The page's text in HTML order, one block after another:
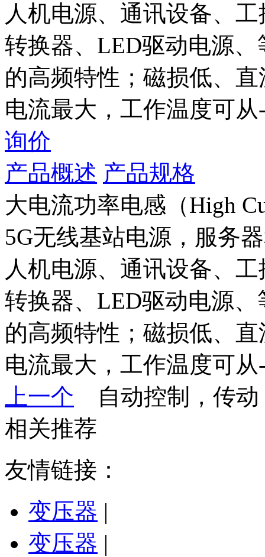
人机电源、通讯设备、
转换器、LED驱动电源
的高频特性；磁损低、
电流最大，工作温度可从
询价
产品概述 产品规格
大电流功率电感（High
5G无线基站电源，服务
人机电源、通讯设备、
转换器、LED驱动电源
的高频特性；磁损低、
电流最大，工作温度可从
上一个 自动控制，传动
相关推荐
友情链接：
变压器 |
变压器 |